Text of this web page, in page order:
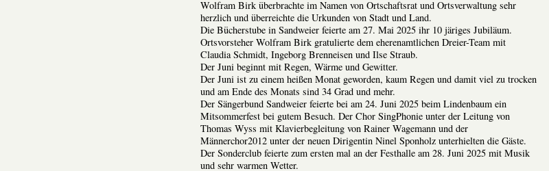
Wolfram Birk überbrachte im Namen von Ortschaftsrat und Ortsverwaltung sehr
herzlich und überreichte die Urkunden von Stadt und Land.
Die Bücherstube in Sandweier feierte am 27. Mai 2025 ihr 10 järiges Jubiläum.
Ortsvorsteher Wolfram Birk gratulierte dem eherenamtlichen Dreier-Team mit
Claudia Schmidt, Ingeborg Brenneisen und Ilse Straub.
Der Juni beginnt mit Regen, Wärme und Gewitter.
Der Juni ist zu einem heißen Monat geworden, kaum Regen und damit viel zu trocken
und am Ende des Monats sind 34 Grad und mehr.
Der Sängerbund Sandweier feierte bei am 24. Juni 2025 beim Lindenbaum ein
Mitsommerfest bei gutem Besuch. Der Chor SingPhonie unter der Leitung von
Thomas Wyss mit Klavierbegleitung von Rainer Wagemann und der
Männerchor2012 unter der neuen Dirigentin Ninel Sponholz unterhielten die Gäste.
Der Sonderclub feierte zum ersten mal an der Festhalle am 28. Juni 2025 mit Musik
und sehr warmen Wetter.